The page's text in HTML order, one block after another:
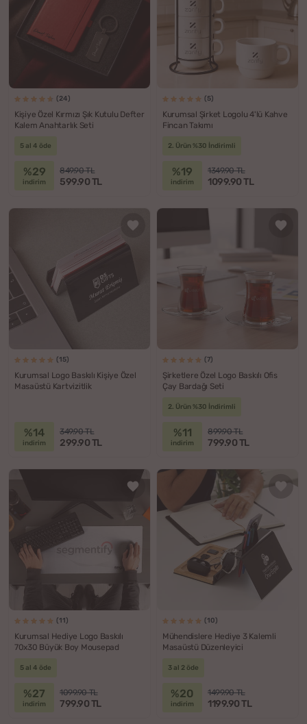
(24)
Kişiye Özel Kırmızı Şık Kutulu Defter
Kalem Anahtarlık Seti
5 al 4 öde
%29
indirim
849.90 TL
599.90 TL
(5)
Kurumsal Şirket Logolu 4'lü Kahve
Fincan Takımı
2. Ürün %30 İndirimli
%19
indirim
1349.90 TL
1099.90 TL
(15)
Kurumsal Logo Baskılı Kişiye Özel
Masaüstü Kartvizitlik
%14
indirim
349.90 TL
299.90 TL
(7)
Şirketlere Özel Logo Baskılı Ofis
Çay Bardağı Seti
2. Ürün %30 İndirimli
%11
indirim
899.90 TL
799.90 TL
(11)
Kurumsal Hediye Logo Baskılı
70x30 Büyük Boy Mousepad
5 al 4 öde
%27
indirim
1099.90 TL
799.90 TL
(10)
Mühendislere Hediye 3 Kalemli
Masaüstü Düzenleyici
3 al 2 öde
%20
indirim
1499.90 TL
1199.90 TL